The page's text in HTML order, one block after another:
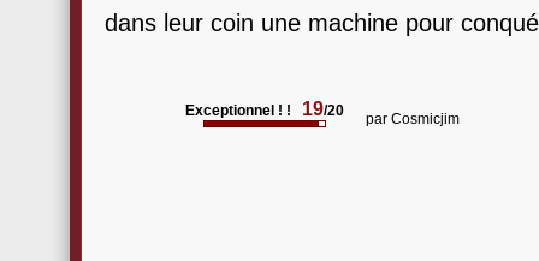
dans leur coin une machine pour
Exceptionnel ! ! 19/20 par Cosmicjim